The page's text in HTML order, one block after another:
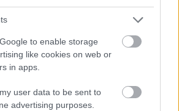
to enable storage
like cookies on web or
in apps.
user data to be sent to
advertising purposes.
:
csalódás volt, hogy a Devolver
Games összeállt az első két
vezető Ron Gilberttel, hogy
bővítsék a kalandjátékok legendás